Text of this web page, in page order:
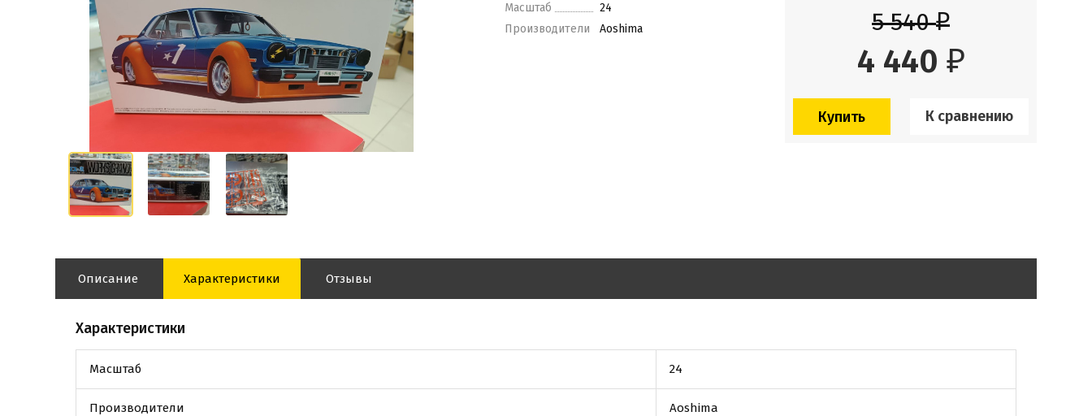
Масштаб
24
Производители
Aoshima 5 540₽
4 440 ₽
К сравнению
Описание Характеристики Отзывы
Характеристики
Масштаб 24
Производители Aoshima